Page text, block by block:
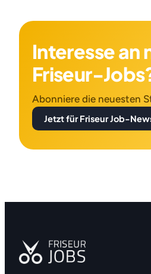
Interesse an
Friseur-
Abonniere die neuesten
Jetzt für Friseur Job-